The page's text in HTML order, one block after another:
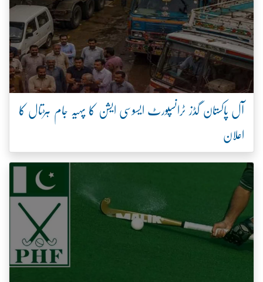
آل پاکستان گڈز ٹرانسپورٹ ایسوسی ایشن کا پہیہ جام ہڑتال کا
اعلان